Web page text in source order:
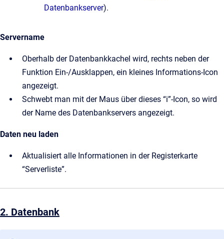
Datenbankserver).
Servername
Oberhalb der Datenbankkachel wird, rechts neben der
Funktion Ein-/Ausklappen, ein kleines Informations-Icon
angezeigt.
Schwebt man mit der Maus über dieses “i”-Icon, so wird
der Name des Datenbankservers angezeigt.
Daten neu laden
Aktualisiert alle Informationen in der Registerkarte
“Serverliste”.
2. Datenbank